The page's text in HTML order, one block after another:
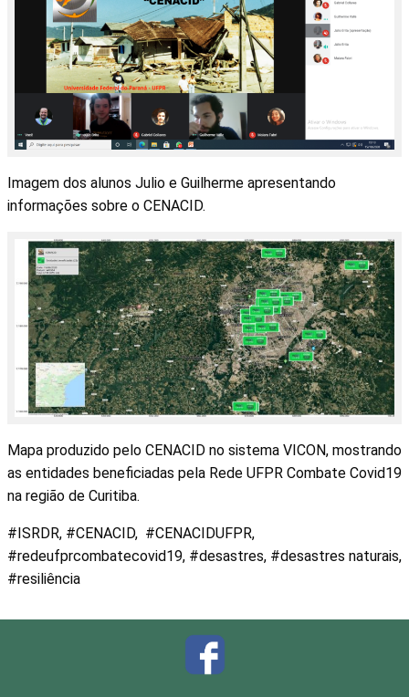
Imagem dos alunos Julio e Guilherme apresentando
informações sobre o CENACID.
Mapa produzido pelo CENACID no sistema VICON, mostrando
as entidades beneficiadas pela Rede UFPR Combate Covid19
na região de Curitiba.
#ISRDR, #CENACID, #CENACIDUFPR,
#redeufprcombatecovid19, #desastres, #desastres naturais,
#resiliência